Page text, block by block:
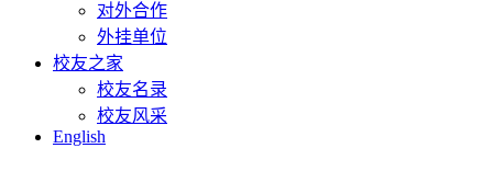
对外合作
外挂单位
校友之家
校友名录
校友风采
English